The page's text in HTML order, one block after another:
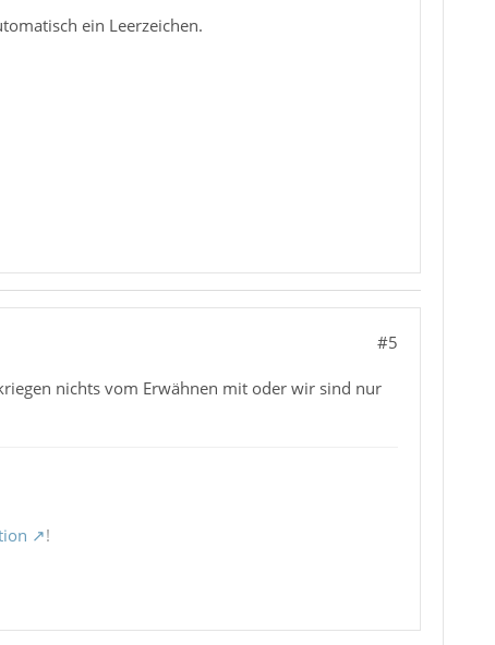
ein Leerzeichen.
#5
nichts vom Erwähnen mit oder wir sind nur
!